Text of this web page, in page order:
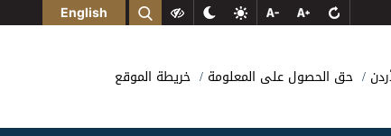
English
حق الحصول على المعلومة خريطة الموقع